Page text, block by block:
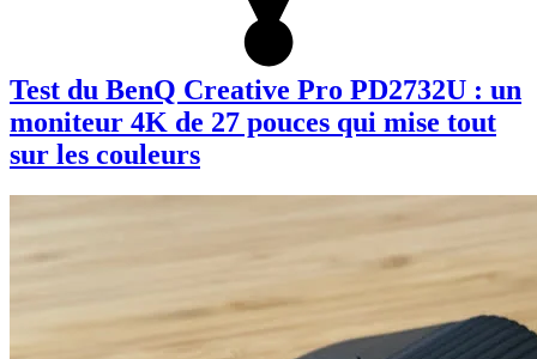
Test du BenQ Creative Pro PD2732U : un
moniteur 4K de 27 pouces qui mise tout
sur les couleurs